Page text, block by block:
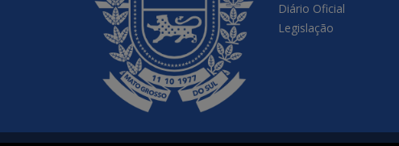
Diário Oficial
Legislação